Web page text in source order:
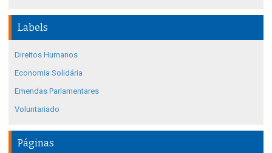
Labels
Direitos Humanos
Economia Solidária
Emendas Parlamentares
Voluntariado
Páginas